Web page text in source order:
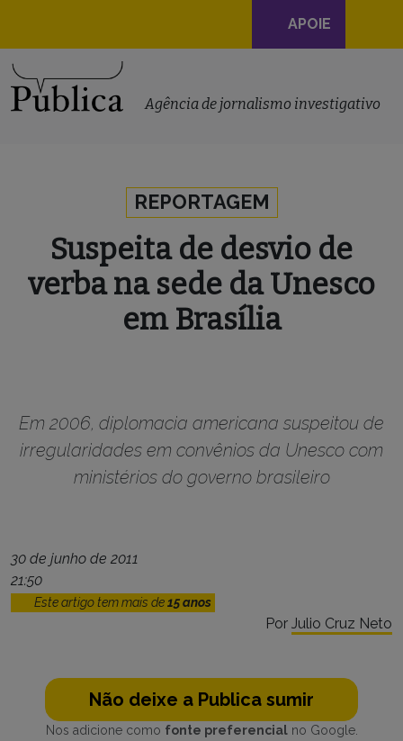
Navegação
principal
APOIE
Agência de jornalismo investigativo
REPORTAGEM
Suspeita de desvio de
verba na sede da Unesco
em Brasília
Em 2006, diplomacia americana suspeitou de
irregularidades em convênios da Unesco com
ministérios do governo brasileiro
30 de junho de 2011
21:50
Este artigo tem mais de15 anos
Por Julio Cruz Neto
Não deixe a Publica sumir
Nos adicione como fonte preferencialno Google.